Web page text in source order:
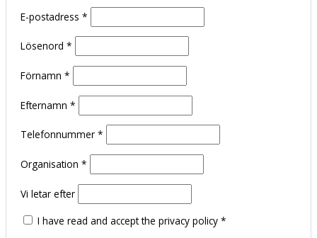
E-postadress *
Lösenord *
Förnamn *
Efternamn *
Telefonnummer *
Organisation *
Vi letar efter
I have read and accept the privacy policy *